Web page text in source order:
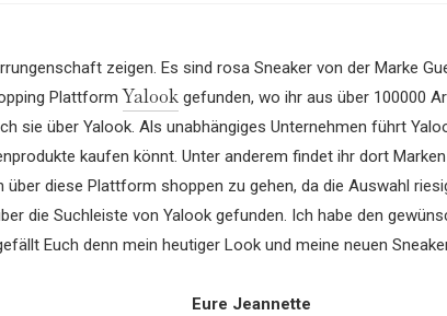
zeigen. Es sind rosa Sneaker von der Marke
Plattform Yalook gefunden, wo ihr aus über 100000
sie über Yalook. Als unabhängiges Unternehmen führt
kaufen könnt. Unter anderem findet ihr dort
diese Plattform shoppen zu gehen, da die Auswahl
die Suchleiste von Yalook gefunden. Ich habe den
Euch denn mein heutiger Look und meine neuen
Eure Jeannette